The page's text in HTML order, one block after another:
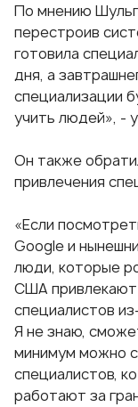
По мнению
перестроив
готовила
дня, а
специализации
учить людей», -
Он также
привлечения
«Если
Google и
люди, которые
США привлекают
специалистов
Я не знаю,
минимум можно
специалистов,
работают за